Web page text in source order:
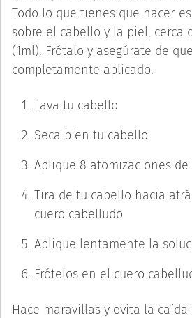
Todo lo que tienes que hacer
sobre el cabello y la piel, cerca
(1ml). Frótalo y asegúrate de
completamente aplicado.
Lava tu cabello
Seca bien tu cabello
Aplique 8 atomizaciones de
Tira de tu cabello hacia
cuero cabelludo
Aplique lentamente la
Frótelos en el cuero
Hace maravillas y evita la